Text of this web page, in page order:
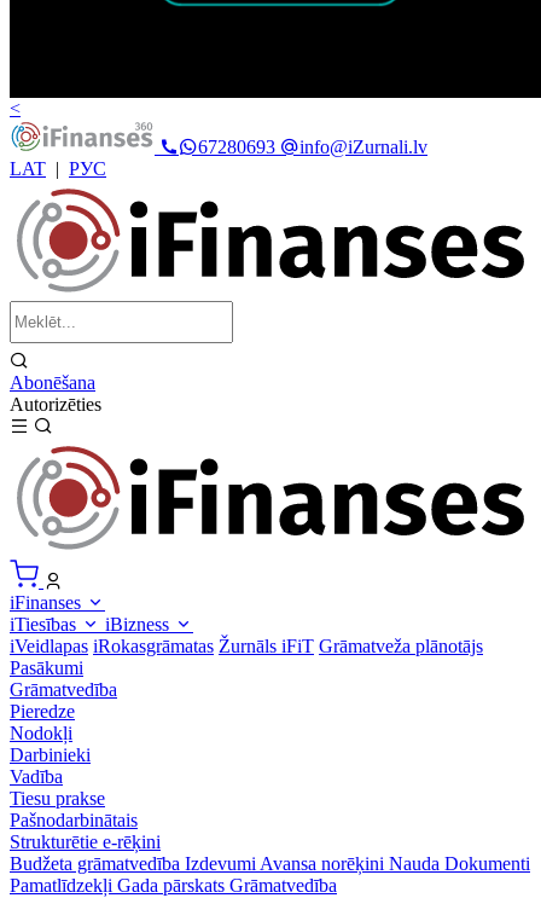
<
67280693
info@iZurnali.lv
LAT | РУС
Abonēšana
Autorizēties
iFinanses
iTiesības
iBizness
iVeidlapas iRokasgrāmatas Žurnāls iFiT Grāmatveža plānotājs
Pasākumi
Grāmatvedība
Pieredze
Nodokļi
Darbinieki
Vadība
Tiesu prakse
Pašnodarbinātais
Strukturētie e-rēķini
Budžeta grāmatvedība Izdevumi Avansa norēķini Nauda Dokumenti
Pamatlīdzekļi Gada pārskats Grāmatvedība